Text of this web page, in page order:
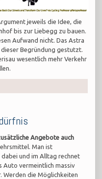
jeweils die Idee, die
bis zur Liebegg zu bauen.
Aufwand nicht. Das Astra
Begründung gestutzt.
wesentlich mehr Verkehr
Angebote auch
Man ist
und im Alltag rechnet
Auto vermeintlich massiv
Werden die Möglichkeiten